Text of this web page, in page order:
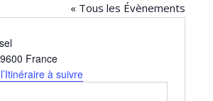
« Tous les Évènements
France
à suivre